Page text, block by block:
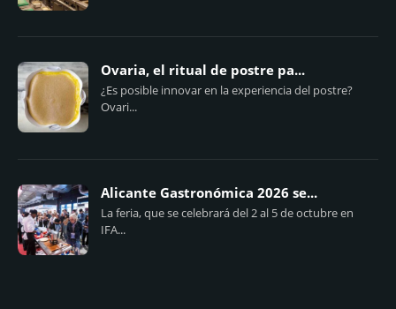
Ovaria, el ritual de postre pa...
¿Es posible innovar en la experiencia del postre?
Ovari...
Alicante Gastronómica 2026 se...
La feria, que se celebrará del 2 al 5 de octubre en
IFA...